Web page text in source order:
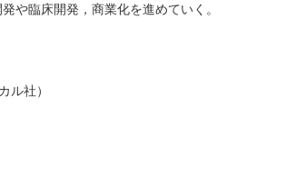
や臨床開発，商業化を進めていく。
ル社）